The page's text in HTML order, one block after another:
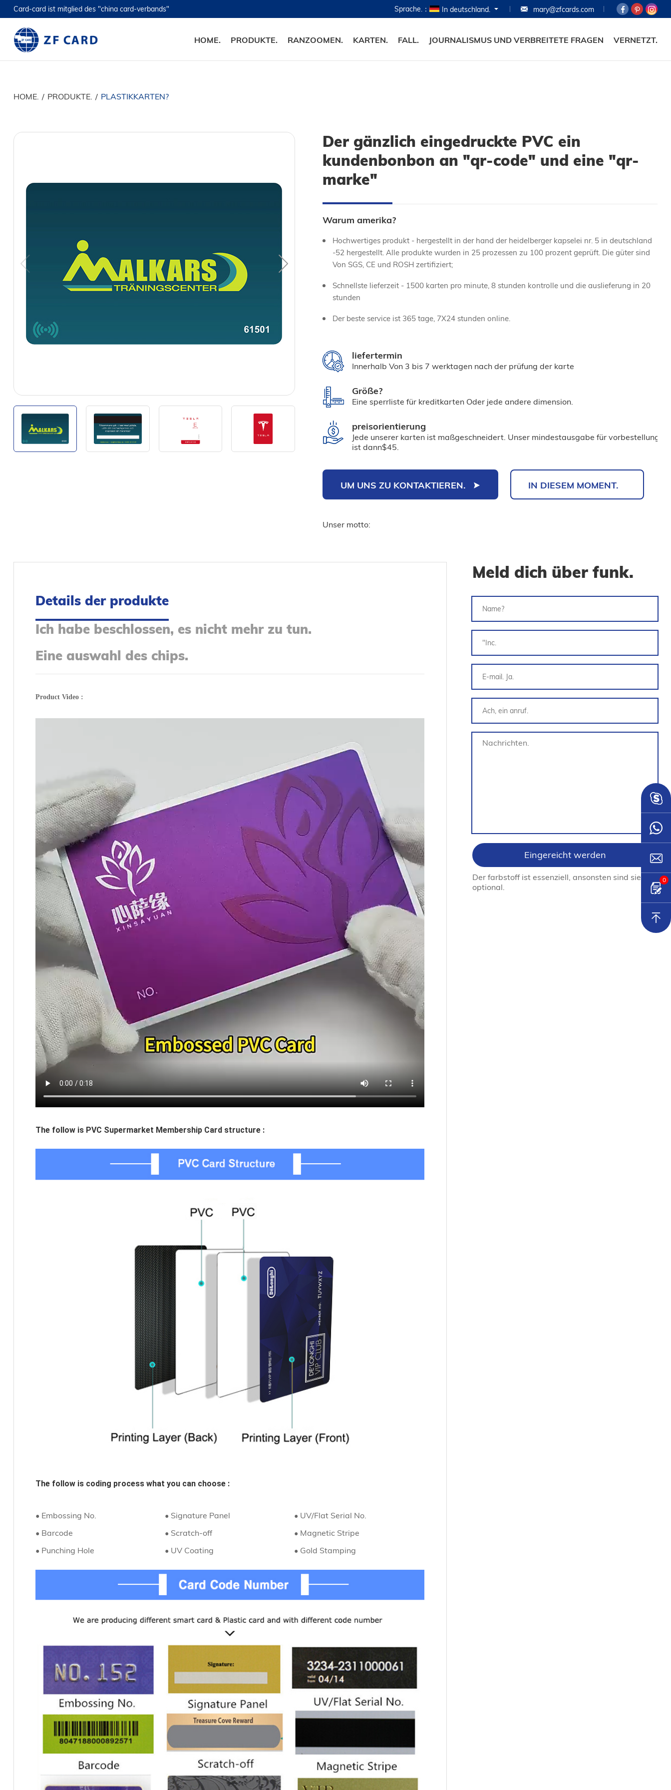
Card-card ist mitglied des "china card-verbands" mary@zfcards.com
Sprache.： In deutschland.
HOME. PRODUKTE. RANZOOMEN. KARTEN. FALL. JOURNALISMUS UND VERBREITETE FRAGEN VERNETZT.
HOME.
PRODUKTE.
RANZOOMEN.
VERNETZT.
HOME. / PRODUKTE. / PLASTIKKARTEN?
Der gänzlich eingedruckte PVC ein
kundenbonbon an "qr-code" und eine "qr-
marke"
Warum amerika?
Hochwertiges produkt - hergestellt in der hand der heidelberger kapselei nr. 5 in deutschland
-52 hergestellt. Alle produkte wurden in 25 prozessen zu 100 prozent geprüft. Die güter sind
Von SGS, CE und ROSH zertifiziert;
Schnellste lieferzeit - 1500 karten pro minute, 8 stunden kontrolle und die auslieferung in 20
stunden
Der beste service ist 365 tage, 7X24 stunden online.
liefertermin
Innerhalb Von 3 bis 7 werktagen nach der prüfung der karte
Größe?
Eine sperrliste für kreditkarten Oder jede andere dimension.
preisorientierung
Jede unserer karten ist maßgeschneidert. Unser mindestausgabe für vorbestellungen
ist dann$45.
UM UNS ZU KONTAKTIEREN. IN DIESEM MOMENT.
Unser motto:
Meld dich über funk.
Der farbstoff ist essenziell, ansonsten sind sie
optional.
Details der produkte
Ich habe beschlossen, es nicht mehr zu tun.
Eine auswahl des chips.
Product Video :
The follow is PVC Supermarket Membership Card structure :
The follow is coding process what you can choose :
• Embossing No. • Signature Panel
• UV/Flat Serial No.
• Barcode
• Scratch-off
• Magnetic Stripe
• Punching Hole
• UV Coating • Gold Stamping
0